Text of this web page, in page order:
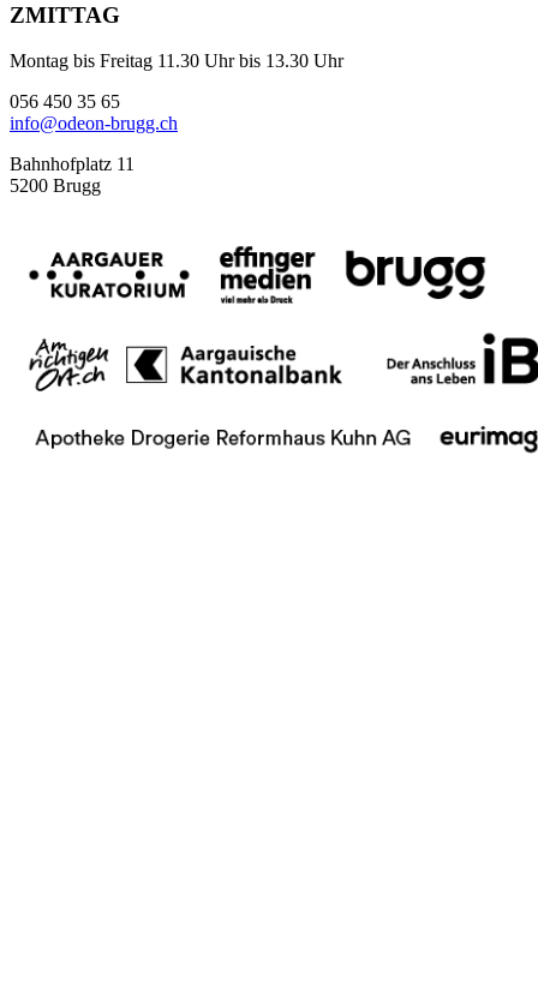
ZMITTAG
Montag bis Freitag 11.30 Uhr bis 13.30 Uhr
056 450 35 65
info@odeon-brugg.ch
Bahnhofplatz 11
5200 Brugg